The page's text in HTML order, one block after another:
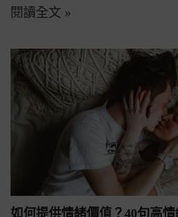
閱讀全文 »
如何提供情緒價值？40句高